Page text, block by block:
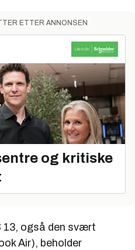
ETTER ANNONSEN
og kritiske
13, også den svært
Air), beholder